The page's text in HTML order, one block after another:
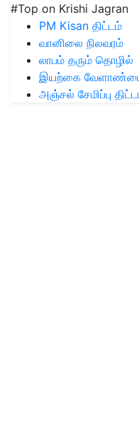
#Top on Krishi Jagran
PM Kisan திட்டம்
வானிலை நிலவரம்
லாபம் தரும் தொழில்
இயற்கை
அஞ்சல் சேமிப்பு